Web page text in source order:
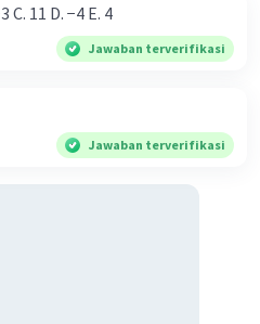
A. 3 B. −3 C. 11 D. −4 E. 4
Jawaban terverifikasi
Jawaban terverifikasi